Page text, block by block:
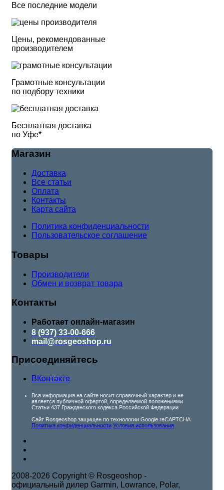
Все последние модели
Цены, рекомендованные
производителем
Грамотные консультации
по подбору техники
Бесплатная доставка
по Уфе*
Магазин
Доставка
Все статьи
Оплата
Контакты
Карта сайта
Политика конфиденциальности
Пользовательское соглашение
Товары
Производители
Обмен и возврат товара
Контакты
Работает онлайн-магазин
8 (937) 33-00-666
mail@rosgeoshop.ru
Присоединяйтесь
ВКонтакте
Вся информация на сайте носит справочный характер и не
является публичной офертой, определяемой положениями
Статьи 437 Гражданского кодекса Российской Федерации
Сайт Rosgeoshop защищен по технологии Google reCAPTCHA
Политика конфиденциальности Условия использования
2008-2026 Copyright © Rosgeoshop -
официальный дилер Garmin, Lowrance, Polar,